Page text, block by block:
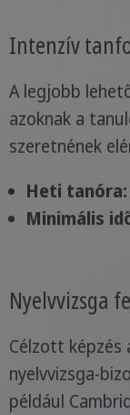
Intenzív
A legjobb
azoknak a
szeretnének
Heti tanóra:
Minimális
Nyelvvizsga
Célzott képzés
nyelvvizsga-
például